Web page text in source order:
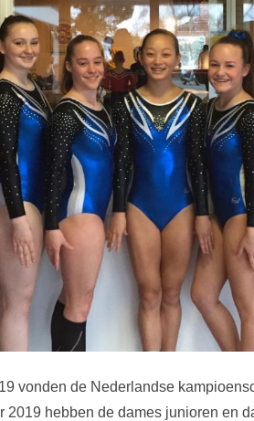
vonden de Nederlandse
2019 hebben de dames junioren en